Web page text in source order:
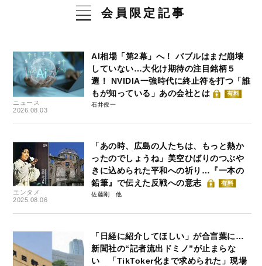
会員限定記事
ニュース
2026.08.03
AI相場「第2幕」へ！ バブルはまだ崩壊
していない…大化け期待の注目銘柄５
選！ NVIDIA一強時代に終止符を打つ「誰
もが知っている」あの会社とは
有料
石井僚一
エンタメ
2025.08.06
「あの時、広島の人たちは、もっと熱か
ったのでしょうね」美空ひばりのつぶや
きに込められた平和への祈り…『一本の
鉛筆』で伝えた反戦への意志
有料
佐藤剛
「日経に紹介してほしい」が合言葉に…
新聞社の“記者流出ドミノ”が止まらな
い 「TikToker化まで求められた」現場